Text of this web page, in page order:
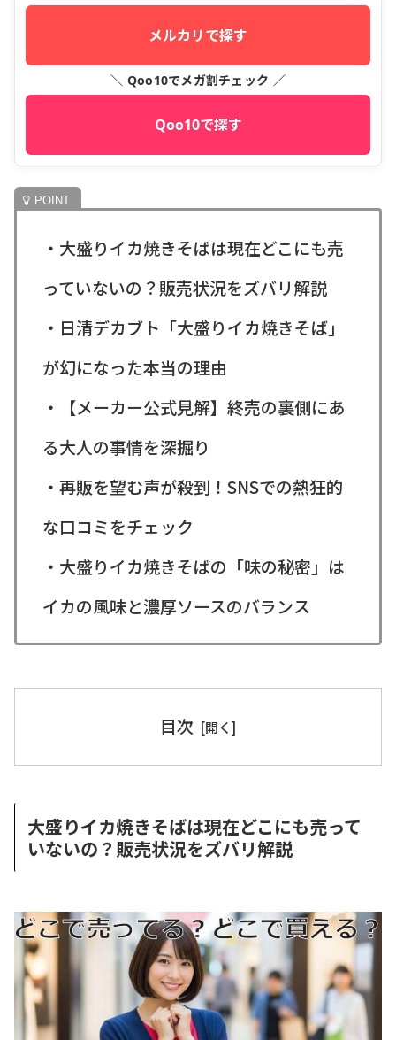
メルカリで探す
＼ Qoo10でメガ割チェック ／
Qoo10で探す
・大盛りイカ焼きそばは現在どこにも売
っていないの？販売状況をズバリ解説
・日清デカブト「大盛りイカ焼きそば」
が幻になった本当の理由
・【メーカー公式見解】終売の裏側にあ
る大人の事情を深掘り
・再販を望む声が殺到！SNSでの熱狂的
な口コミをチェック
・大盛りイカ焼きそばの「味の秘密」は
イカの風味と濃厚ソースのバランス
目次
大盛りイカ焼きそばは現在どこにも売って
いないの？販売状況をズバリ解説